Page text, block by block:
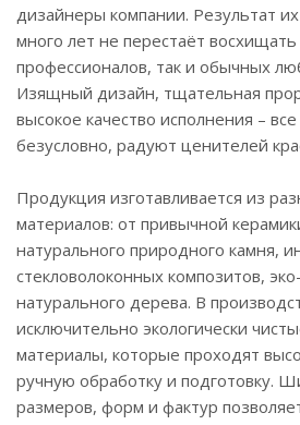
дизайнеры компании. Результат
много лет не перестаёт восхищать
профессионалов, так и обычных
Изящный дизайн, тщательная
высокое качество исполнения –
безусловно, радуют ценителей
Продукция изготавливается из
материалов: от привычной
натурального природного камня,
стекловолоконных композитов,
натурального дерева. В
исключительно экологически
материалы, которые проходят
ручную обработку и подготовку.
размеров, форм и фактур